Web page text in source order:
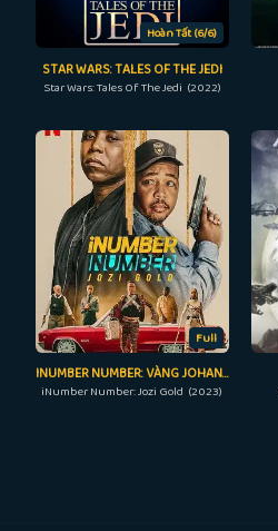
Hoàn Tất (6/6)
STAR WARS: TALES OF THE JEDI
Star Wars: Tales Of The Jedi (2022)
Full
INUMBER NUMBER: VÀNG JOHANNESBURG
iNumber Number: Jozi Gold (2023)